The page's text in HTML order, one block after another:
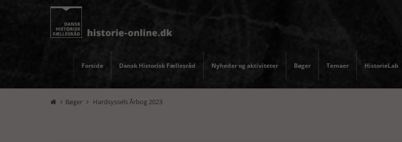
Forside Dansk Historisk Fællesråd Nyheder og aktiviteter Bøger Temaer HistorieLab
 Bøger  Hardsyssels Årbog 2023